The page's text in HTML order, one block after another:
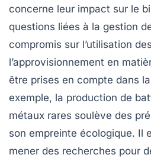
concerne leur impact sur le
questions liées à la gestion
compromis sur l’utilisation
l’approvisionnement en
être prises en compte dans
exemple, la production de
métaux rares soulève des
son empreinte écologique. Il
mener des recherches pour